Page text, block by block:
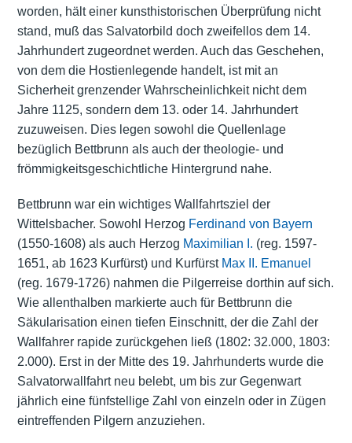
worden, hält einer kunsthistorischen Überprüfung nicht
stand, muß das Salvatorbild doch zweifellos dem 14.
Jahrhundert zugeordnet werden. Auch das Geschehen,
von dem die Hostienlegende handelt, ist mit an
Sicherheit grenzender Wahrscheinlichkeit nicht dem
Jahre 1125, sondern dem 13. oder 14. Jahrhundert
zuzuweisen. Dies legen sowohl die Quellenlage
bezüglich Bettbrunn als auch der theologie- und
frömmigkeitsgeschichtliche Hintergrund nahe.
Bettbrunn war ein wichtiges Wallfahrtsziel der
Wittelsbacher. Sowohl Herzog Ferdinand von Bayern
(1550-1608) als auch Herzog Maximilian I. (reg. 1597-
1651, ab 1623 Kurfürst) und Kurfürst Max II. Emanuel
(reg. 1679-1726) nahmen die Pilgerreise dorthin auf sich.
Wie allenthalben markierte auch für Bettbrunn die
Säkularisation einen tiefen Einschnitt, der die Zahl der
Wallfahrer rapide zurückgehen ließ (1802: 32.000, 1803:
2.000). Erst in der Mitte des 19. Jahrhunderts wurde die
Salvatorwallfahrt neu belebt, um bis zur Gegenwart
jährlich eine fünfstellige Zahl von einzeln oder in Zügen
eintreffenden Pilgern anzuziehen.